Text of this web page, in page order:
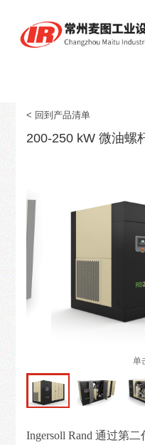
关
案
闻
< 回到产品清单
200-250 kW 微油螺
单
Ingersoll Rand 通过第